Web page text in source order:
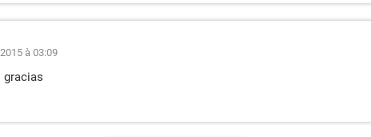
à 03:09
gracias